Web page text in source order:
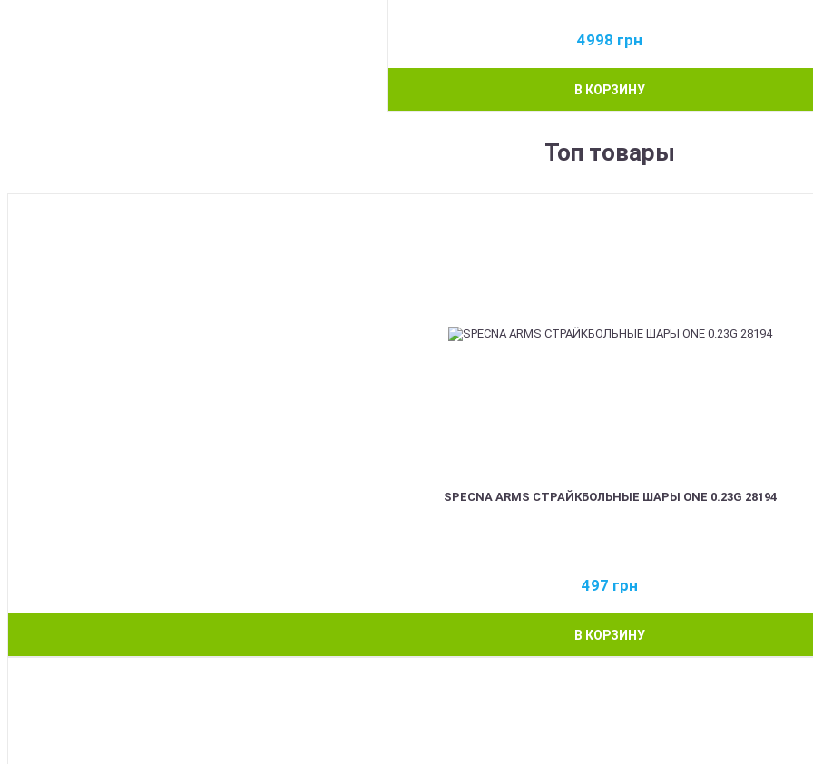
4998 грн
В КОРЗИНУ
Топ товары
SPECNA ARMS СТРАЙКБОЛЬНЫЕ ШАРЫ ONE 0.23G 28194
497 грн
В КОРЗИНУ